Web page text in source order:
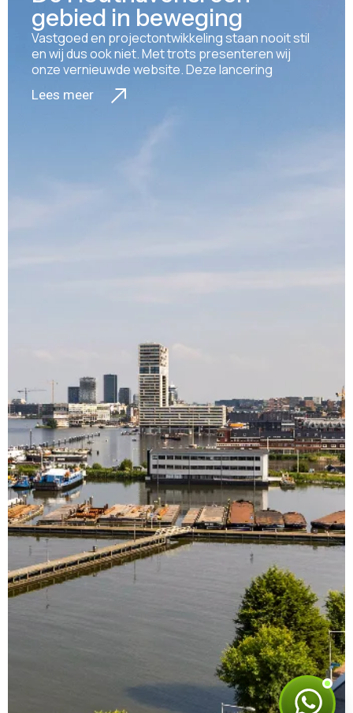
gebied in beweging
Vastgoed en projectontwikkeling staan nooit stil
en wij dus ook niet. Met trots presenteren wij
onze vernieuwde website. Deze lancering
Lees meer
Online · doorgaans snel antwoord